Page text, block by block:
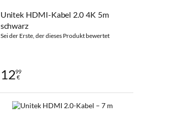
Unitek HDMI-Kabel 2.0 4K 5m
schwarz
Sei der Erste, der dieses Produkt bewertet
1299
€